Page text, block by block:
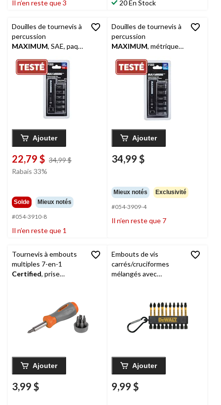
Il n’en reste que 3 20 En Stock
Douilles de tournevis à
percussion
MAXIMUM, SAE, paq.
Ajouter
22,79 $ 34,99 $
Rabais 33%
Solde Mieux notés
#054-3910-8
Il n’en reste que 1
Douilles de tournevis à
percussion
MAXIMUM, métriques,
Ajouter
34,99 $
Mieux notés Exclusivité
#054-3909-4
Il n’en reste que 7
Tournevis à embouts
multiples 7-en-1
Certified, prise
Ajouter
3,99 $
Embouts de vis
carrés/cruciformes
mélangés avec
Flex Torq, paq. 10
Ajouter
9,99 $